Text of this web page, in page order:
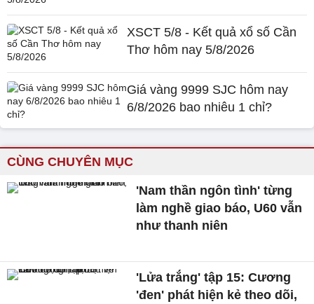
XSCT 5/8 - Kết quả xổ số Cần
Thơ hôm nay 5/8/2026
Giá vàng 9999 SJC hôm nay
6/8/2026 bao nhiêu 1 chỉ?
CÙNG CHUYÊN MỤC
'Nam thần ngôn tình' từng
làm nghề giao báo, U60 vẫn
như thanh niên
'Lửa trắng' tập 15: Cương
'đen' phát hiện kẻ theo dõi,